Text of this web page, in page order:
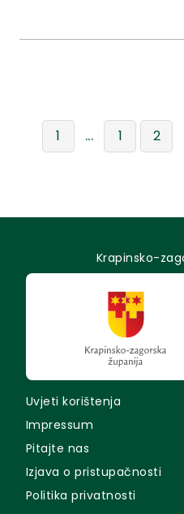
1 ... 1 2
Krapinsko-
Uvjeti korištenja
Impressum
Pitajte nas
Izjava o pristupačnosti
Politika privatnosti